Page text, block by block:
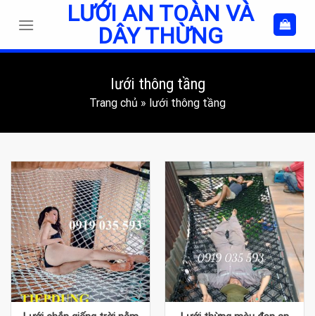
LƯỚI AN TOÀN VÀ
DÂY THỪNG
lưới thông tầng
Trang chủ » lưới thông tầng